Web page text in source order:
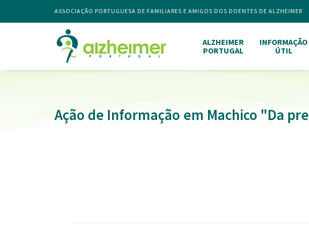
ASSOCIAÇÃO PORTUGUESA DE FAMILIARES E AMIGOS DOS DOENTES DE ALZHEIMER
ALZHEIMER
PORTUGAL
INFORMAÇÃO
ÚTIL
Ação de Informação em Machico "Da